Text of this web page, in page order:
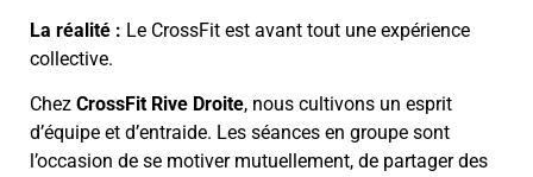
La réalité : Le CrossFit est avant tout une expérience
collective.
Chez CrossFit Rive Droite, nous cultivons un esprit
d’équipe et d’entraide. Les séances en groupe sont
l’occasion de se motiver mutuellement, de partager des